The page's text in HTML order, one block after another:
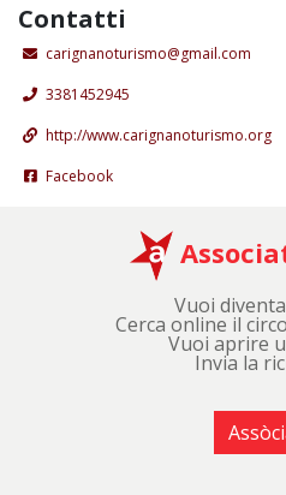
Contatti
carignanoturismo@gmail.com
3381452945
http://www.carignanoturismo.org
Facebook
Vuoi
Cerca online il
Vuoi aprire
Invia la